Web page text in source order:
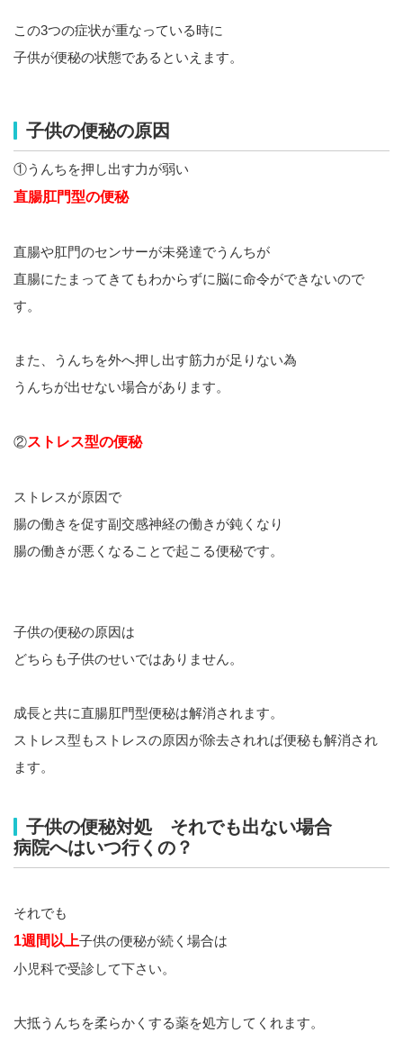
この3つの症状が重なっている時に
子供が便秘の状態であるといえます。
子供の便秘の原因
①うんちを押し出す力が弱い
直腸肛門型の便秘
直腸や肛門のセンサーが未発達でうんちが
直腸にたまってきてもわからずに脳に命令ができないので
す。
また、うんちを外へ押し出す筋力が足りない為
うんちが出せない場合があります。
②ストレス型の便秘
ストレスが原因で
腸の働きを促す副交感神経の働きが鈍くなり
腸の働きが悪くなることで起こる便秘です。
子供の便秘の原因は
どちらも子供のせいではありません。
成長と共に直腸肛門型便秘は解消されます。
ストレス型もストレスの原因が除去されれば便秘も解消され
ます。
子供の便秘対処 それでも出ない場合
病院へはいつ行くの？
それでも
1週間以上子供の便秘が続く場合は
小児科で受診して下さい。
大抵うんちを柔らかくする薬を処方してくれます。